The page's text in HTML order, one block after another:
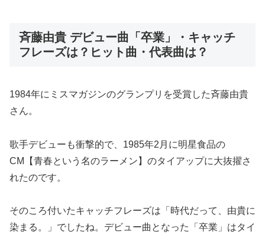
斉藤由貴 デビュー曲「卒業」・キャッチ
フレーズは？ヒット曲・代表曲は？
1984年にミスマガジンのグランプリを受賞した斉藤由貴
さん。
歌手デビューも衝撃的で、1985年2月に明星食品の
CM【青春という名のラーメン】のタイアップに大抜擢さ
れたのです。
そのころ付いたキャッチフレーズは「時代だって、由貴に
染まる。」でしたね。デビュー曲となった「卒業」はタイ